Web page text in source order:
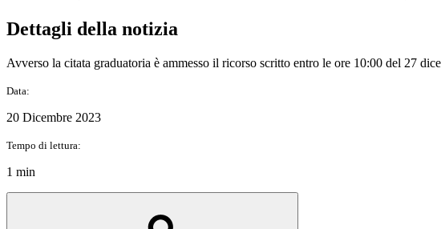
Dettagli della notizia
Avverso la citata graduatoria è ammesso il ricorso scritto entro le ore 10:00 del 27
Data:
20 Dicembre 2023
Tempo di lettura:
1 min